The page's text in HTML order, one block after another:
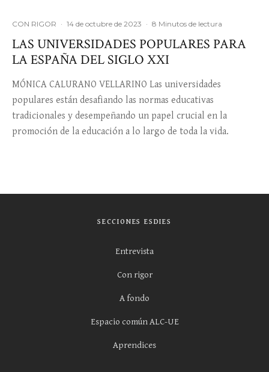
CON RIGOR · 14 de octubre de 2023 · 8 Minutos de lectura
LAS UNIVERSIDADES POPULARES PARA
LA ESPAÑA DEL SIGLO XXI
MÓNICA CALURANO VELLARINO Las universidades
populares están desafiando las normas educativas
tradicionales y desempeñando un papel crucial en la
promoción de la educación a lo largo de toda la vida.
SECCIONES ESDIES
Entrevista
Con rigor
A fondo
Espacio común ALC-UE
Aprendices